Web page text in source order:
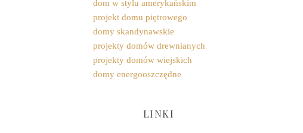
dom w stylu amerykańskim
projekt domu piętrowego
domy skandynawskie
projekty domów drewnianych
projekty domów wiejskich
domy energooszczędne
LINKI